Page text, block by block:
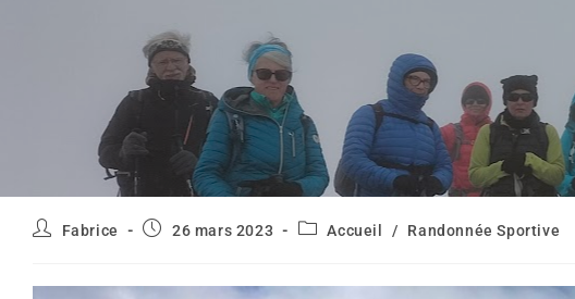
Auteur/autrice
publication :
Fabrice
Publication
26 mars 2023
PostAccueil / Randonnée Sportive